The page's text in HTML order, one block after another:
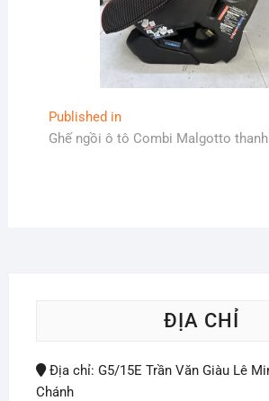
Điều
hướng
Published in
Ghế ngồi ô tô Combi Malgotto
ĐỊA CHỈ
Địa chỉ: G5/15E Trần Văn Giàu Lê
Chánh